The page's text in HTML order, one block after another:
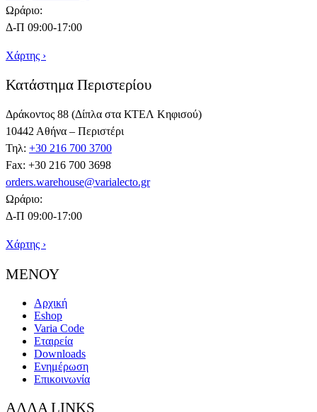
Ωράριο:
Δ-Π 09:00-17:00
Χάρτης ›
Κατάστημα Περιστερίου
Δράκοντος 88 (Δίπλα στα ΚΤΕΛ Κηφισού)
10442 Αθήνα – Περιστέρι
Τηλ: +30 216 700 3700
Fax: +30 216 700 3698
orders.warehouse@varialecto.gr
Ωράριο:
Δ-Π 09:00-17:00
Χάρτης ›
ΜΕΝΟΥ
Αρχική
Eshop
Varia Code
Εταιρεία
Downloads
Ενημέρωση
Επικοινωνία
ΑΛΛΑ LINKS